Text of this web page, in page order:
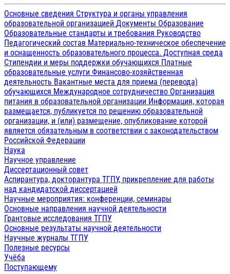
Основные сведения Структура и органы управления
образовательной организацией Документы Образование
Образовательные стандарты и требования Руководство
Педагогический состав Материально-техническое обеспечение
и оснащенность образовательного процесса. Доступная среда
Стипендии и меры поддержки обучающихся Платные
образовательные услуги Финансово-хозяйственная
деятельность Вакантные места для приема (перевода)
обучающихся Международное сотрудничество Организация
питания в образовательной организации Информация, которая
размещается, публикуется по решению образовательной
организации, и (или) размещение, опубликование которой
является обязательным в соответствии с законодательством
Российской Федерации
Наука
Научное управление
Диссертационный совет
Аспирантура, докторантура ТГПУ, прикрепление для работы
над кандидатской диссертацией
Научные мероприятия: конференции, семинары
Основные направления научной деятельности
Грантовые исследования ТГПУ
Основные результаты научной деятельности
Научные журналы ТГПУ
Полезные ресурсы
Учёба
Поступающему